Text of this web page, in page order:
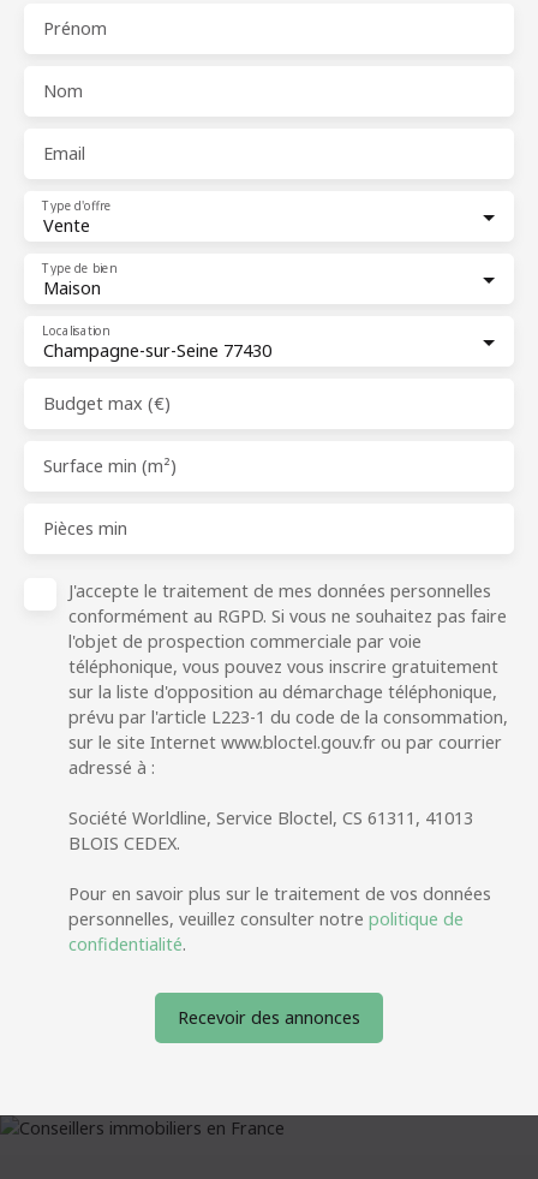
Prénom
Nom
Email
Vente
Type d'offre
Maison
Type de bien
Champagne-sur-Seine 77430
Localisation
Budget max (€)
Surface min (m²)
Pièces min
J'accepte le traitement de mes données personnelles
conformément au RGPD. Si vous ne souhaitez pas faire
l'objet de prospection commerciale par voie
téléphonique, vous pouvez vous inscrire gratuitement
sur la liste d'opposition au démarchage téléphonique,
prévu par l'article L223-1 du code de la consommation,
sur le site Internet www.bloctel.gouv.fr ou par courrier
adressé à :
Société Worldline, Service Bloctel, CS 61311, 41013
BLOIS CEDEX.
Pour en savoir plus sur le traitement de vos données
personnelles, veuillez consulter notre politique de
confidentialité.
Recevoir des annonces